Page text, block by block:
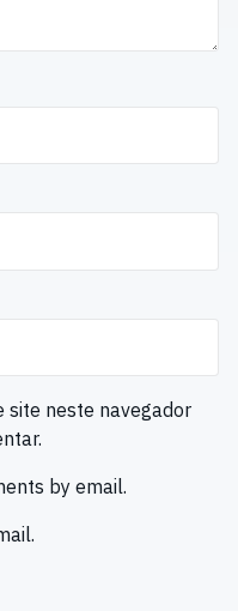
site neste navegador
by email.